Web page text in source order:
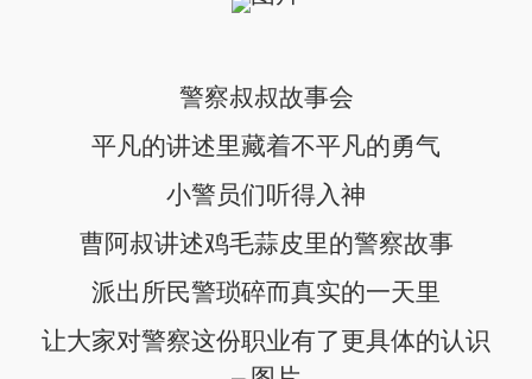
警察叔叔故事会
平凡的讲述里藏着不平凡的勇气
小警员们听得入神
曹阿叔讲述鸡毛蒜皮里的警察故事
派出所民警琐碎而真实的一天里
让大家对警察这份职业有了更具体的认识